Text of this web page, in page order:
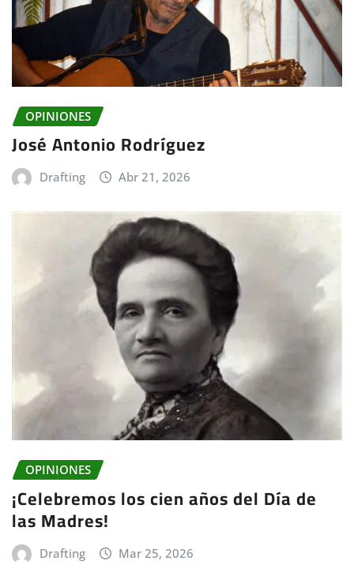
OPINIONES
José Antonio Rodríguez
Drafting Abr 21, 2026
OPINIONES
¡Celebremos los cien años del Día de
las Madres!
Drafting Mar 25, 2026